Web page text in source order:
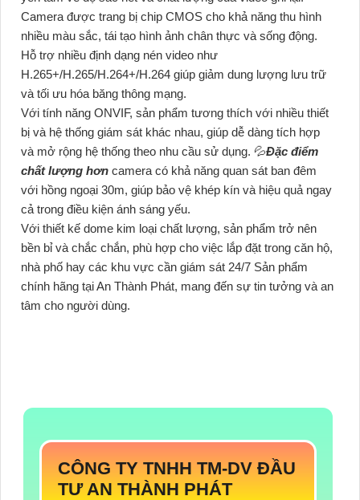
Camera được trang bị chip CMOS cho khả năng thu hình
nhiều màu sắc, tái tạo hình ảnh chân thực và sống động.
Hỗ trợ nhiều định dạng nén video như
H.265+/H.265/H.264+/H.264 giúp giảm dung lượng lưu trữ
và tối ưu hóa băng thông mạng.
Với tính năng ONVIF, sản phẩm tương thích với nhiều thiết
bị và hệ thống giám sát khác nhau, giúp dễ dàng tích hợp
và mở rộng hệ thống theo nhu cầu sử dụng. 💦Đặc điểm
chất lượng hơn camera có khả năng quan sát ban đêm
với hồng ngoại 30m, giúp bảo vệ khép kín và hiệu quả ngay
cả trong điều kiện ánh sáng yếu.
Với thiết kế dome kim loại chất lượng, sản phẩm trở nên
bền bỉ và chắc chắn, phù hợp cho việc lắp đặt trong căn hộ,
nhà phố hay các khu vực cần giám sát 24/7 Sản phẩm
chính hãng tại An Thành Phát, mang đến sự tin tưởng và an
tâm cho người dùng.
CÔNG TY TNHH TM-DV ĐẦU
TƯ AN THÀNH PHÁT